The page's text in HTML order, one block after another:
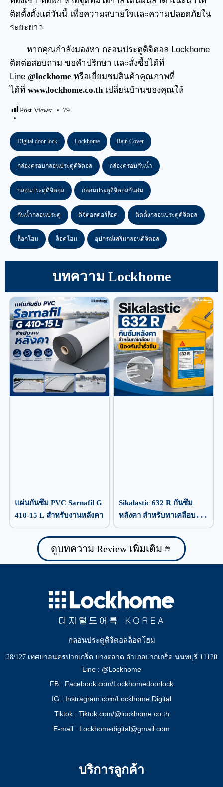
ติดตั้งตั้งแต่วันนี้ เพื่อความสบายใจและความปลอดภัยใน
ระยะยาว
หากคุณกำลังมองหา กลอนประตูดิจิตอล Lockhome
ติดต่อสอบถาม ขอคำปรึกษา และสั่งซื้อได้ที่
Line @lockhome หรือเยี่ยมชมสินค้าคุณภาพที่
ได้ที่ www.lockhome.co.thเปลี่ยนบ้านของคุณให้
Post Views: 79
Digital door lock Lockhome Rain Cover
กล่องครอบกลอนประตูดิจิตอล กล่องครอบกันน้ำ
กลอนประตูดิจิตอล กลอนประตูดิจิตอลกันฝน
กันน้ำกลอนประตู ดิจิตอลดอร์ล็อค ติดตั้งกลอนประตูดิจิตอล
ล็อกโฮม ล็อคโฮม อุปกรณ์เสริมกลอนดิจิตอล
บทความ Lockhome
แผ่นกันซึม PVC Sarnafil G
410-15 L สำหรับงานหลังคา
Sikalastic 632 R กันซึม
หลังคา สำหรับทาเคลือบ
ป้องกันน้ำรั่วซึม
ดูบทความ Review เพิ่มเติม
กลอนประตูดิจิตอลล็อคโฮม
28/127 เทศบาลนครปากเกร็ด บางตลาด อำเภอปากเกร็ด นนทบุรี 11120
Line : @Lockhome
FB : Facebook.com/Lockhomedoorlock
IG : Instragram.com/Lockhome.Digital
Tiktok : Tiktok.com/@lockhome.co.th
E-mail : Lockhomedigital@gmail.com
บริการลูกค้า